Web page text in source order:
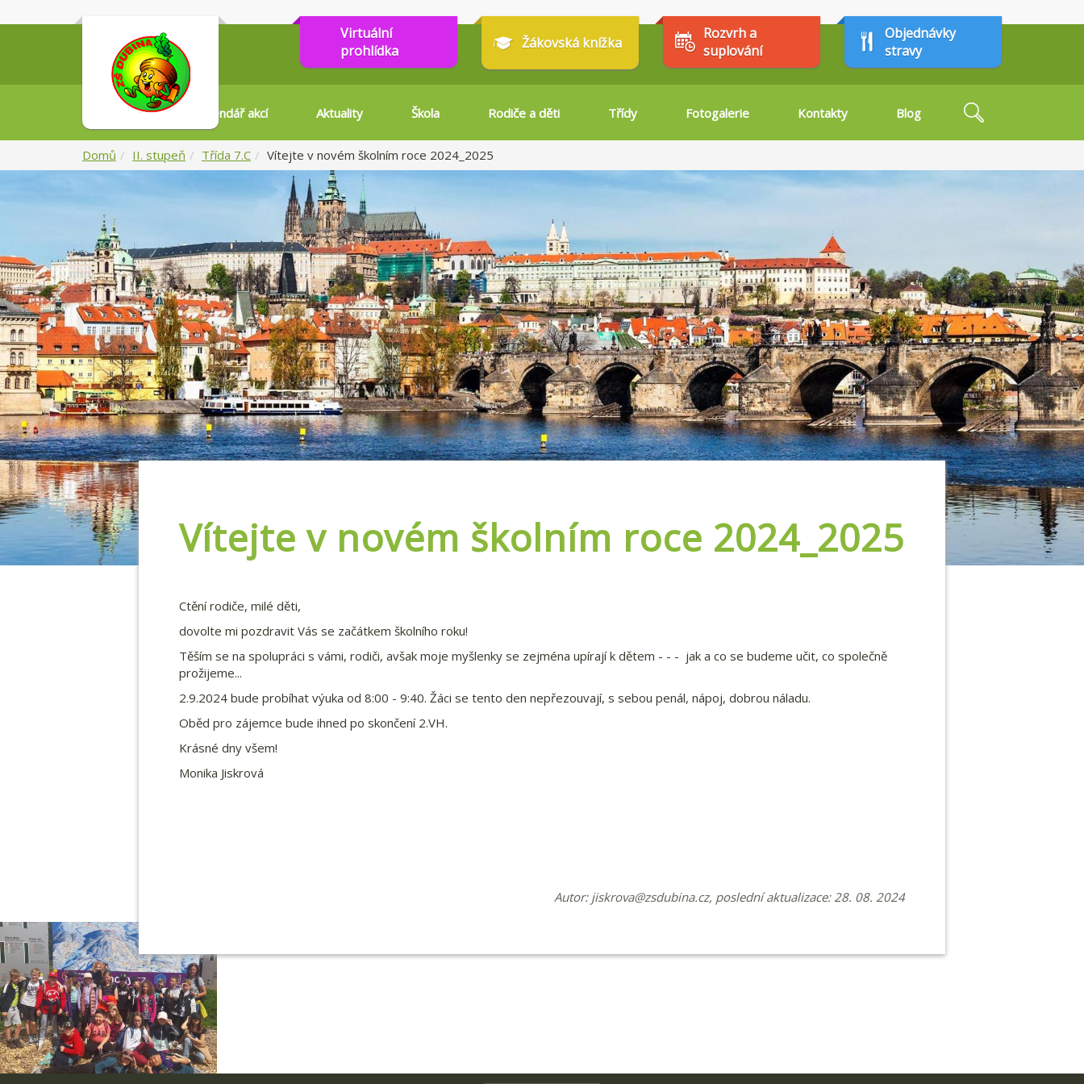
Virtuální
prohlídka
Žákovská knížka
Rozvrh a
suplování
Objednávky
stravy
Vyhledávání
Kalendář akcí
Aktuality Škola Rodiče a děti Třídy Fotogalerie Kontakty Blog
Domů II. stupeň Třída 7.C Vítejte v novém školním roce 2024_2025
Vítejte v novém školním roce 2024_2025
Ctění rodiče, milé děti,
dovolte mi pozdravit Vás se začátkem školního roku!
Těším se na spolupráci s vámi, rodiči, avšak moje myšlenky se zejména upírají k dětem - - - jak a co se budeme učit, co společně
prožijeme...
2.9.2024 bude probíhat výuka od 8:00 - 9:40. Žáci se tento den nepřezouvají, s sebou penál, nápoj, dobrou náladu.
Oběd pro zájemce bude ihned po skončení 2.VH.
Krásné dny všem!
Monika Jiskrová
Autor: jiskrova@zsdubina.cz, poslední aktualizace: 28. 08. 2024